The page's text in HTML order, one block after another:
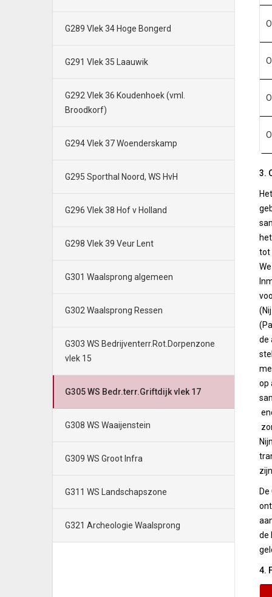
G289 Vlek 34 Hoge Bongerd
G291 Vlek 35 Laauwik
G292 Vlek 36 Koudenhoek (vml.
Broodkorf)
G294 Vlek 37 Woenderskamp
G295 Sporthal Noord, WS HvH
G296 Vlek 38 Hof v Holland
G298 Vlek 39 Veur Lent
G301 Waalsprong algemeen
G302 Waalsprong Ressen
G303 WS Bedrijventerr.Rot.Dorpenzone
vlek 15
G305 WS Bedr.terr.Griftdijk vlek 17
G308 WS Waaijenstein
G309 WS Groot Infra
G311 WS Landschapszone
G321 Archeologie Waalsprong
3.
tot
de
op
de
4.